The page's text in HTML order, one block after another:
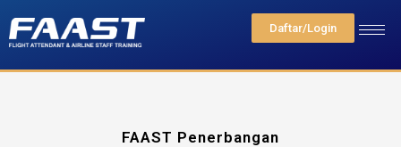
Daftar/Login
FAAST Penerbangan